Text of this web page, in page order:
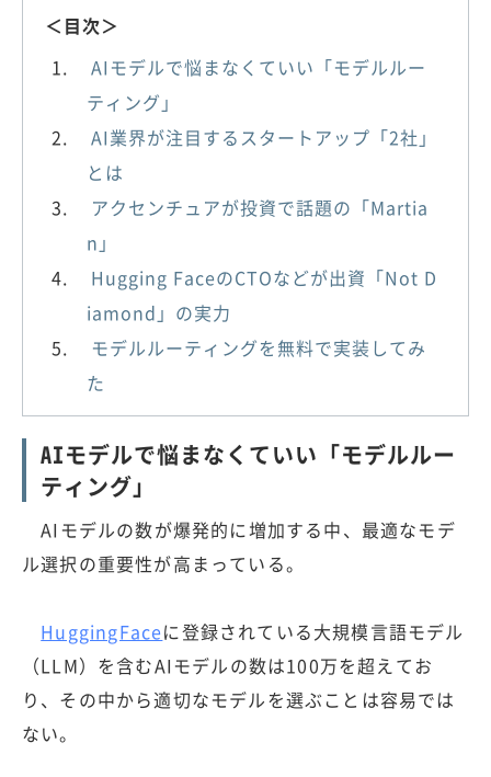
＜目次＞
AIモデルで悩まなくていい「モデルルー
ティング」
AI業界が注目するスタートアップ「2社」
とは
アクセンチュアが投資で話題の「Martia
n」
Hugging FaceのCTOなどが出資「Not D
iamond」の実力
モデルルーティングを無料で実装してみ
た
AIモデルで悩まなくていい「モデルルー
ティング」
AIモデルの数が爆発的に増加する中、最適なモデ
ル選択の重要性が高まっている。
HuggingFaceに登録されている大規模言語モデル
（LLM）を含むAIモデルの数は100万を超えてお
り、その中から適切なモデルを選ぶことは容易では
ない。